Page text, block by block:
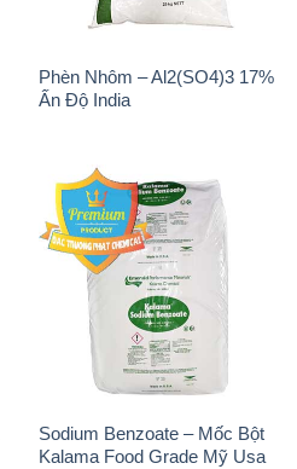
Phèn Nhôm – Al2(SO4)3 17%
Ấn Độ India
Sodium Benzoate – Mốc Bột
Kalama Food Grade Mỹ Usa